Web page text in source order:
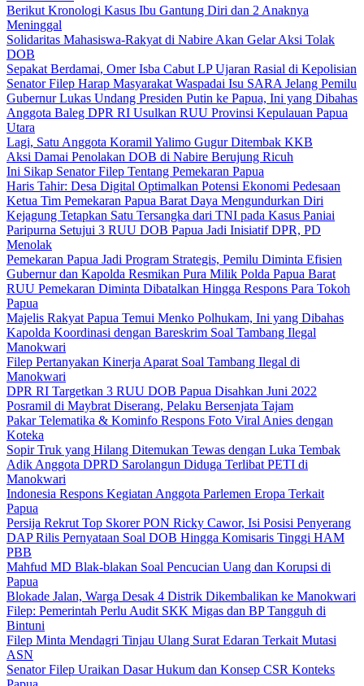
Berikut Kronologi Kasus Ibu Gantung Diri dan 2 Anaknya
Meninggal
Solidaritas Mahasiswa-Rakyat di Nabire Akan Gelar Aksi Tolak
DOB
Sepakat Berdamai, Omer Isba Cabut LP Ujaran Rasial di Kepolisian
Senator Filep Harap Masyarakat Waspadai Isu SARA Jelang Pemilu
Gubernur Lukas Undang Presiden Putin ke Papua, Ini yang Dibahas
Anggota Baleg DPR RI Usulkan RUU Provinsi Kepulauan Papua
Utara
Lagi, Satu Anggota Koramil Yalimo Gugur Ditembak KKB
Aksi Damai Penolakan DOB di Nabire Berujung Ricuh
Ini Sikap Senator Filep Tentang Pemekaran Papua
Haris Tahir: Desa Digital Optimalkan Potensi Ekonomi Pedesaan
Ketua Tim Pemekaran Papua Barat Daya Mengundurkan Diri
Kejagung Tetapkan Satu Tersangka dari TNI pada Kasus Paniai
Paripurna Setujui 3 RUU DOB Papua Jadi Inisiatif DPR, PD
Menolak
Pemekaran Papua Jadi Program Strategis, Pemilu Diminta Efisien
Gubernur dan Kapolda Resmikan Pura Milik Polda Papua Barat
RUU Pemekaran Diminta Dibatalkan Hingga Respons Para Tokoh
Papua
Majelis Rakyat Papua Temui Menko Polhukam, Ini yang Dibahas
Kapolda Koordinasi dengan Bareskrim Soal Tambang Ilegal
Manokwari
Filep Pertanyakan Kinerja Aparat Soal Tambang Ilegal di
Manokwari
DPR RI Targetkan 3 RUU DOB Papua Disahkan Juni 2022
Posramil di Maybrat Diserang, Pelaku Bersenjata Tajam
Pakar Telematika & Kominfo Respons Foto Viral Anies dengan
Koteka
Sopir Truk yang Hilang Ditemukan Tewas dengan Luka Tembak
Adik Anggota DPRD Sarolangun Diduga Terlibat PETI di
Manokwari
Indonesia Respons Kegiatan Anggota Parlemen Eropa Terkait
Papua
Persija Rekrut Top Skorer PON Ricky Cawor, Isi Posisi Penyerang
DAP Rilis Pernyataan Soal DOB Hingga Komisaris Tinggi HAM
PBB
Mahfud MD Blak-blakan Soal Pencucian Uang dan Korupsi di
Papua
Blokade Jalan, Warga Desak 4 Distrik Dikembalikan ke Manokwari
Filep: Pemerintah Perlu Audit SKK Migas dan BP Tangguh di
Bintuni
Filep Minta Mendagri Tinjau Ulang Surat Edaran Terkait Mutasi
ASN
Senator Filep Uraikan Dasar Hukum dan Konsep CSR Konteks